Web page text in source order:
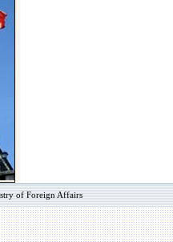
of Foreign Affairs